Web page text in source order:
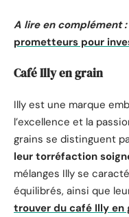
A lire en complément :
prometteurs pour
Café Illy en grain
Illy est une marque
l’excellence et la
grains se distinguent
leur torréfaction
mélanges Illy se
équilibrés, ainsi que
trouver du café Illy en